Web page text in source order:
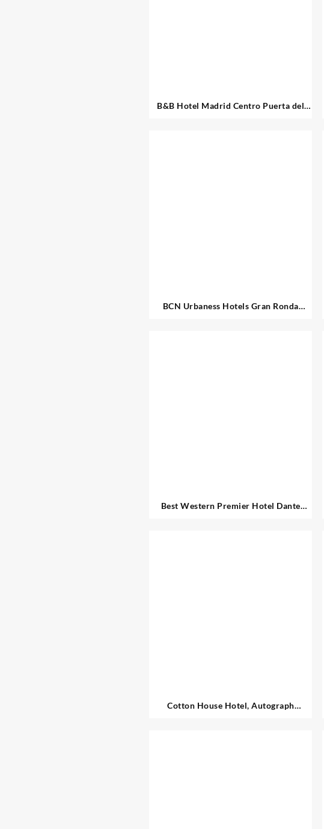
B&B Hotel Madrid Centro Puerta del
BCN Urbaness Hotels Gran Ronda
Best Western Premier Hotel Dante
Cotton House Hotel, Autograph